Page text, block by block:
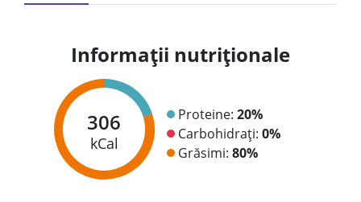
Informații nutriționale
306
kCal
Proteine: 20%
Carbohidrați: 0%
Grăsimi: 80%